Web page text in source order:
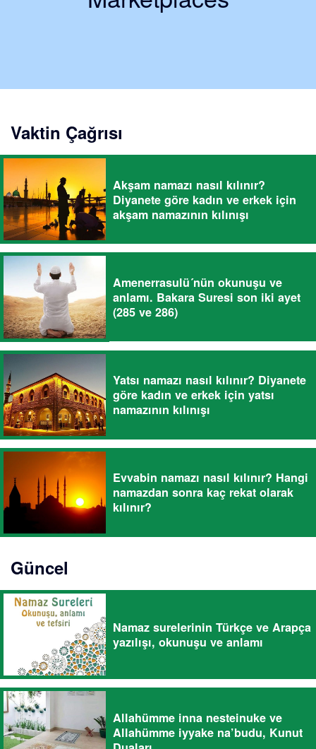
Vaktin Çağrısı
Akşam namazı nasıl kılınır?
Diyanete göre kadın ve erkek için
akşam namazının kılınışı
Amenerrasulü´nün okunuşu ve
anlamı. Bakara Suresi son iki ayet
(285 ve 286)
Yatsı namazı nasıl kılınır? Diyanete
göre kadın ve erkek için yatsı
namazının kılınışı
Evvabin namazı nasıl kılınır? Hangi
namazdan sonra kaç rekat olarak
kılınır?
Güncel
Namaz surelerinin Türkçe ve Arapça
yazılışı, okunuşu ve anlamı
Allahümme inna nesteinuke ve
Allahümme iyyake na’budu, Kunut